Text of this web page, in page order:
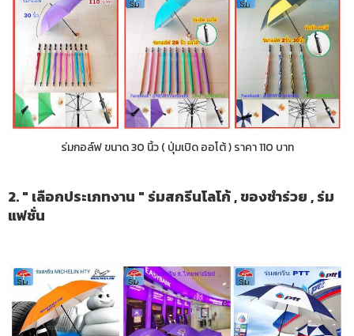
ร่มกอล์ฟ ขนาด 30 นิ้ว ( ปุ่มเปิด ออโต้ ) ราคา 110 บาท
2. " เลือกประเภทงาน " ร่มสกรีนโลโก้ , ของชำร่วย , ร่ม
แฟชั่น